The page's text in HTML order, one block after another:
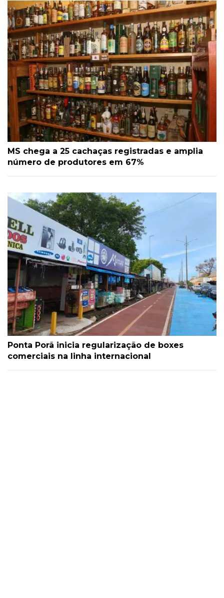
MS chega a 25 cachaças registradas e amplia
número de produtores em 67%
Ponta Porã inicia regularização de boxes
comerciais na linha internacional